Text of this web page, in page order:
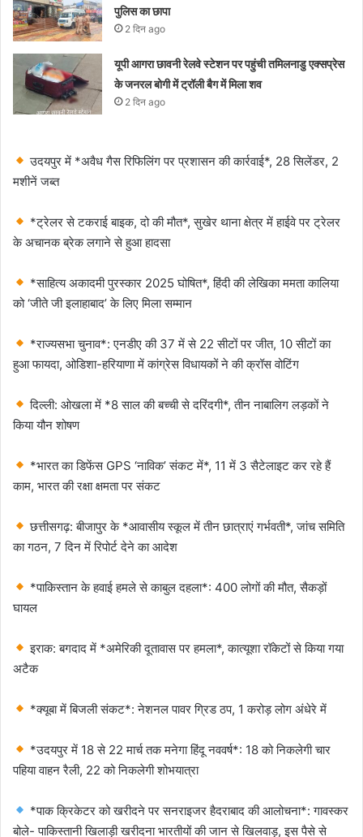
पुलिस का छापा
2 दिन ago
यूपी आगरा छावनी रेलवे स्टेशन पर पहुंची तमिलनाडु एक्सप्रेस
के जनरल बोगी में ट्रॉली बैग में मिला शव
2 दिन ago
उदयपुर में *अवैध गैस रिफिलिंग पर प्रशासन की कार्रवाई*, 28 सिलेंडर, 2
मशीनें जब्त
*ट्रेलर से टकराई बाइक, दो की मौत*, सुखेर थाना क्षेत्र में हाईवे पर ट्रेलर
के अचानक ब्रेक लगाने से हुआ हादसा
*साहित्य अकादमी पुरस्कार 2025 घोषित*, हिंदी की लेखिका ममता कालिया
को ‘जीते जी इलाहाबाद’ के लिए मिला सम्मान
*राज्यसभा चुनाव*: एनडीए की 37 में से 22 सीटों पर जीत, 10 सीटों का
हुआ फायदा, ओडिशा-हरियाणा में कांग्रेस विधायकों ने की क्रॉस वोटिंग
दिल्ली: ओखला में *8 साल की बच्ची से दरिंदगी*, तीन नाबालिग लड़कों ने
किया यौन शोषण
*भारत का डिफेंस GPS ‘नाविक’ संकट में*, 11 में 3 सैटेलाइट कर रहे हैं
काम, भारत की रक्षा क्षमता पर संकट
छत्तीसगढ़: बीजापुर के *आवासीय स्कूल में तीन छात्राएं गर्भवती*, जांच समिति
का गठन, 7 दिन में रिपोर्ट देने का आदेश
*पाकिस्तान के हवाई हमले से काबुल दहला*: 400 लोगों की मौत, सैकड़ों
घायल
इराक: बगदाद में *अमेरिकी दूतावास पर हमला*, कात्यूशा रॉकेटों से किया गया
अटैक
*क्यूबा में बिजली संकट*: नेशनल पावर ग्रिड ठप, 1 करोड़ लोग अंधेरे में
*उदयपुर में 18 से 22 मार्च तक मनेगा हिंदू नववर्ष*: 18 को निकलेगी चार
पहिया वाहन रैली, 22 को निकलेगी शोभयात्रा
*पाक क्रिकेटर को खरीदने पर सनराइजर हैदराबाद की आलोचना*: गावस्कर
बोले- पाकिस्तानी खिलाड़ी खरीदना भारतीयों की जान से खिलवाड़, इस पैसे से